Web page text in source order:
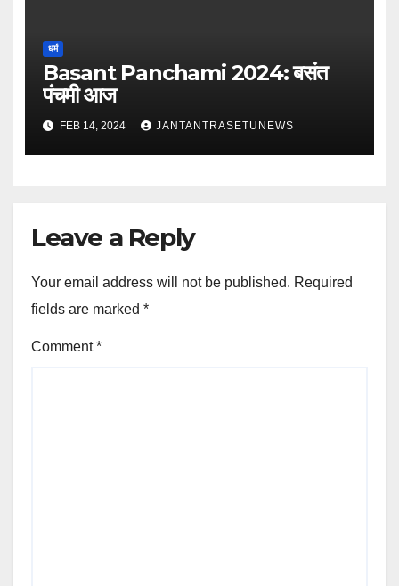
धर्म
Basant Panchami 2024: बसंत
पंचमी आज
FEB 14, 2024 JANTANTRASETUNEWS
Leave a Reply
Your email address will not be published. Required
fields are marked *
Comment*